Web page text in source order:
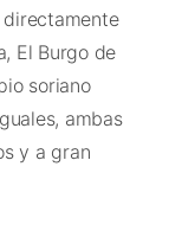
directamente
El Burgo de
soriano
ambas
y a gran